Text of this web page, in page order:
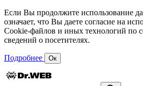
Если Вы продолжите использование
означает, что Вы даете согласие на
Cookie-файлов и иных технологий по
сведений о посетителях.
Подробнее Ок